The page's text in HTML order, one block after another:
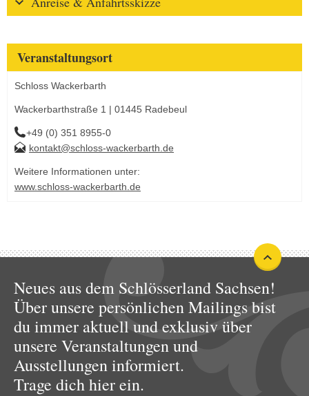
Veranstaltungsort
Schloss Wackerbarth
Wackerbarthstraße 1 | 01445 Radebeul
+49 (0) 351 8955-0
kontakt@schloss-wackerbarth.de
Weitere Informationen unter:
www.schloss-wackerbarth.de
Neues aus dem Schlösserland Sachsen!
Über unsere persönlichen Mailings bist
du immer aktuell und exklusiv über
unsere Veranstaltungen und
Ausstellungen informiert.
Trage dich hier ein.